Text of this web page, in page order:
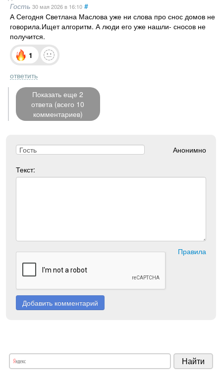
Гость 30 мая 2026в 16:10 #
А Сегодня Светлана Маслова уже ни слова про снос домов не
говорила.Ищет алгоритм. А люди его уже нашли- сносов не
получится.
1
ответить
Показать еще 2
ответа (всего 10
комментариев)
Анонимно
Текст:
Правила
Добавить комментарий